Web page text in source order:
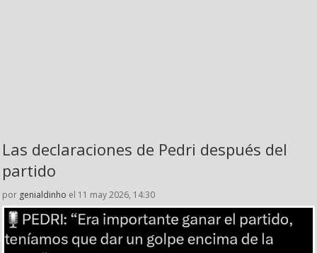
Las declaraciones de Pedri después del
partido
por genialdinho el 11 may 2026, 14:30